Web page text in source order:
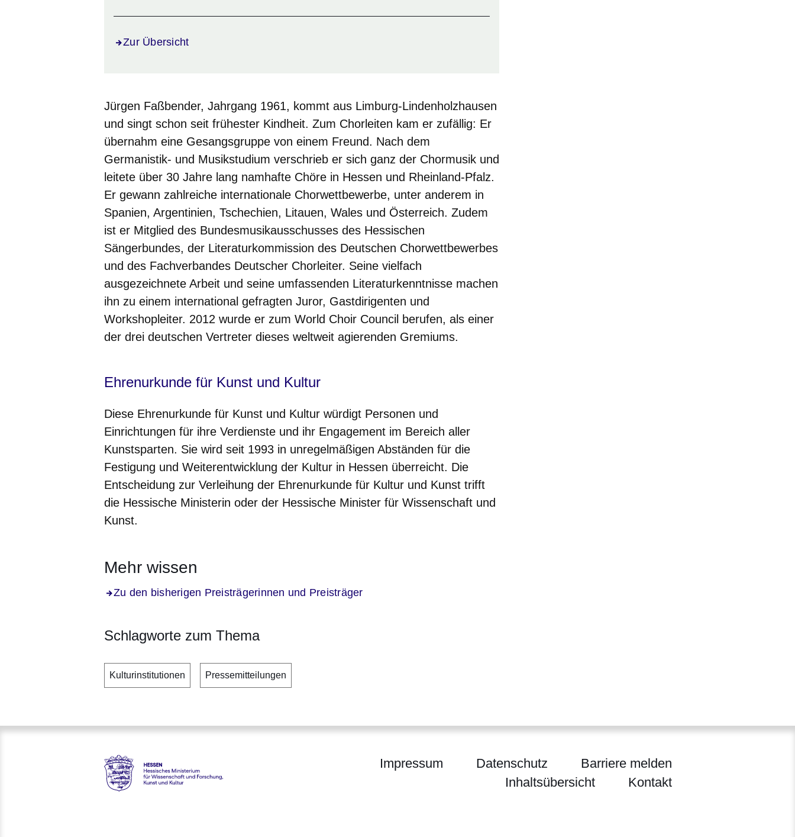
Zur Übersicht
Jürgen Faßbender, Jahrgang 1961, kommt aus Limburg-Lindenholzhausen
und singt schon seit frühester Kindheit. Zum Chorleiten kam er zufällig: Er
übernahm eine Gesangsgruppe von einem Freund. Nach dem
Germanistik- und Musikstudium verschrieb er sich ganz der Chormusik und
leitete über 30 Jahre lang namhafte Chöre in Hessen und Rheinland-Pfalz.
Er gewann zahlreiche internationale Chorwettbewerbe, unter anderem in
Spanien, Argentinien, Tschechien, Litauen, Wales und Österreich. Zudem
ist er Mitglied des Bundesmusikausschusses des Hessischen
Sängerbundes, der Literaturkommission des Deutschen Chorwettbewerbes
und des Fachverbandes Deutscher Chorleiter. Seine vielfach
ausgezeichnete Arbeit und seine umfassenden Literaturkenntnisse machen
ihn zu einem international gefragten Juror, Gastdirigenten und
Workshopleiter. 2012 wurde er zum World Choir Council berufen, als einer
der drei deutschen Vertreter dieses weltweit agierenden Gremiums.
Ehrenurkunde für Kunst und Kultur
Diese Ehrenurkunde für Kunst und Kultur würdigt Personen und
Einrichtungen für ihre Verdienste und ihr Engagement im Bereich aller
Kunstsparten. Sie wird seit 1993 in unregelmäßigen Abständen für die
Festigung und Weiterentwicklung der Kultur in Hessen überreicht. Die
Entscheidung zur Verleihung der Ehrenurkunde für Kultur und Kunst trifft
die Hessische Ministerin oder der Hessische Minister für Wissenschaft und
Kunst.
Mehr wissen
Zu den bisherigen Preisträgerinnen und Preisträger
Schlagworte zum Thema
Kulturinstitutionen Pressemitteilungen
Hessen - Hessisches Ministerium für Wissenschaft und Forschung, Kunst und Kultur
Impressum Datenschutz
Barriere melden
Inhaltsübersicht
Kontakt